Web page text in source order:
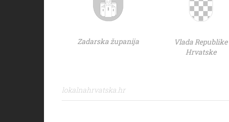
Zadarska županija
Vlada Republike
Hrvatske
lokalnahrvatska.hr